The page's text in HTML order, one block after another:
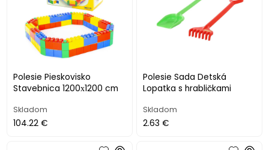
Polesie Pieskovisko
Stavebnica 1200х1200 cm
Skladom
104.22 €
Polesie Sada Detská
Lopatka s hrabličkami
Skladom
2.63 €